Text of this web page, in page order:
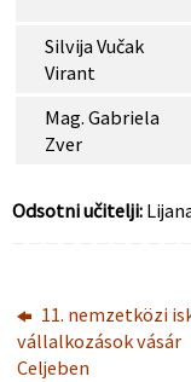
Silvija Vučak
Virant
Mag. Gabriela
Zver
Odsotni učitelji:
11. nemzetközi
vállalkozások vásár
Celjeben